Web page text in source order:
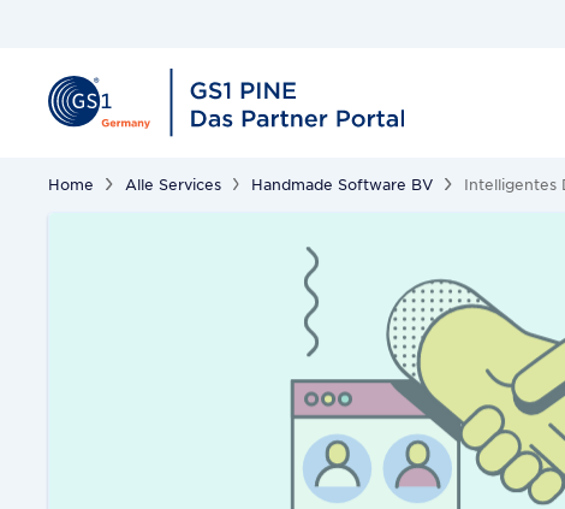
Home Alle Services Handmade Software BV Intelligentes